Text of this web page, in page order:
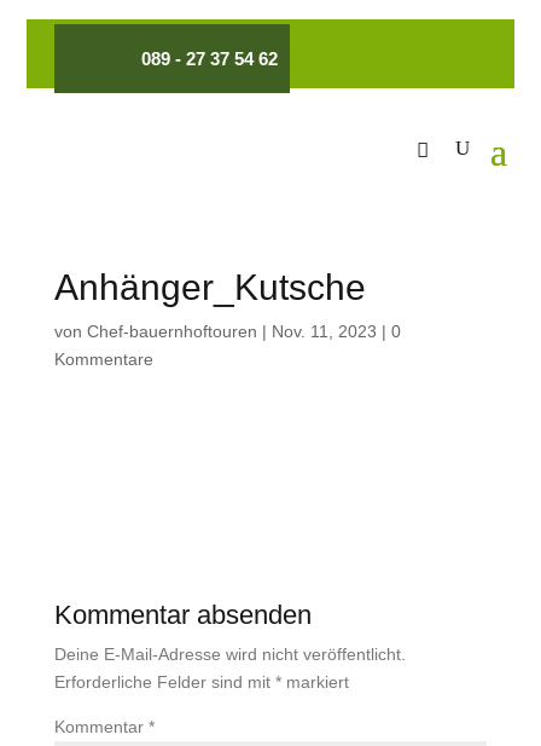
089 - 27 37 54 62
Anhänger_Kutsche
von Chef-bauernhoftouren | Nov. 11, 2023 | 0
Kommentare
Kommentar absenden
Deine E-Mail-Adresse wird nicht veröffentlicht.
Erforderliche Felder sind mit *markiert
Kommentar *